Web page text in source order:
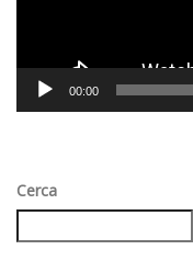
00:00
Cerca